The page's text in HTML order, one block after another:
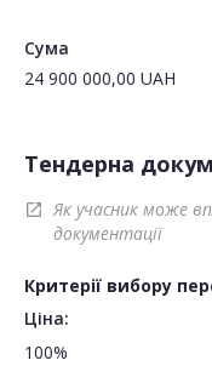
Сума
24 900 000,00 UAH
Тендерна
open_in_new
Як учасник може
документації
Критерії вибору
Ціна:
100%